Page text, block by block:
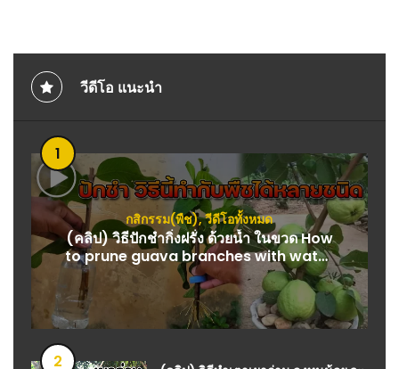
วีดีโอ แนะนำ
1
กสิกรรม(พืช),วีดีโอทั้งหมด
(คลิป) วิธีปักชำกิ่งฝรั่ง ด้วยน้ำ ในขวด How
to prune guava branches with water
in a bottle
2